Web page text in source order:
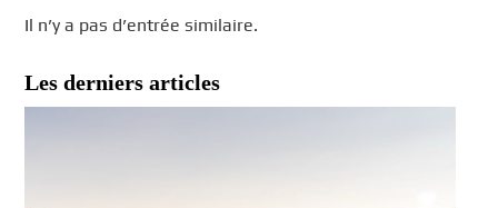
Il n’y a pas d’entrée similaire.
Les derniers articles